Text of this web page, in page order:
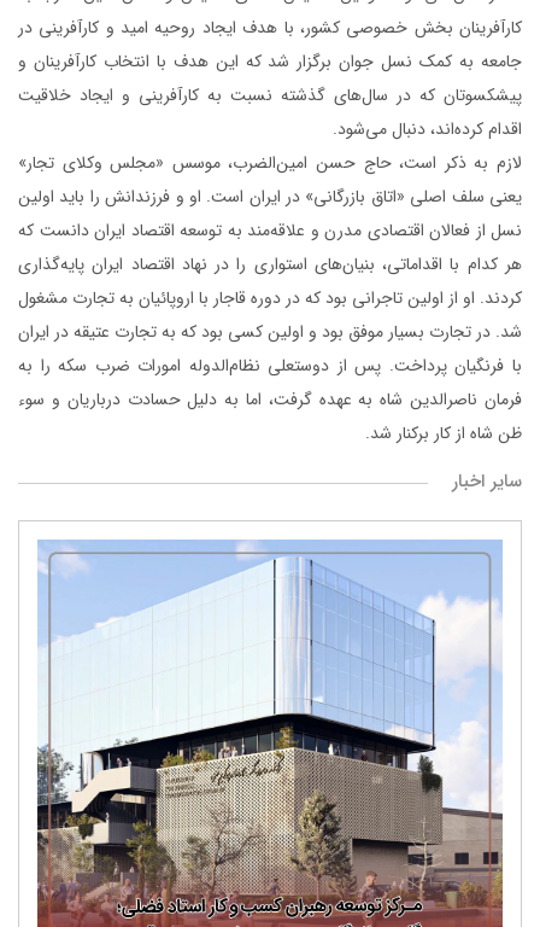
کارآفرینان بخش خصوصی کشور، با هدف ایجاد روحیه امید و کارآفرینی در
جامعه به کمک نسل جوان برگزار شد که این هدف با انتخاب کارآفرینان و
پیشکسوتان که در سال‌های گذشته نسبت به کارآفرینی و ایجاد خلاقیت
اقدام کرده‌اند، دنبال می‌شود.
لازم به ذکر است، حاج حسن امین‌الضرب، موسس «مجلس وکلای تجار»
یعنی سلف اصلی «اتاق بازرگانی» در ایران است. او و فرزندانش را باید اولین
نسل از فعالان اقتصادی مدرن و علاقه‌مند به توسعه اقتصاد ایران دانست که
هر کدام با اقداماتی، بنیان‌های استواری را در نهاد اقتصاد ایران پایه‌گذاری
کردند. او از اولین تاجرانی بود که در دوره قاجار با اروپائیان به تجارت مشغول
شد. در تجارت بسیار موفق بود و اولین کسی بود که به تجارت عتیقه در ایران
با فرنگیان پرداخت. پس از دوستعلی نظام‌الدوله امورات ضرب سکه را به
فرمان ناصرالدین شاه به عهده گرفت، اما به دلیل حسادت درباریان و سوء
ظن شاه از کار برکنار شد.
سایر اخبار